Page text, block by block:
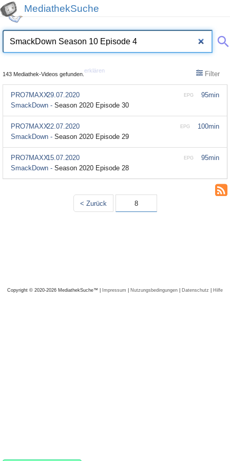
MediathekSuche
143 Mediathek-Videos gefunden.
erklären Filter
95min
EPG
PRO7MAXX29.07.2020
SmackDown - Season 2020 Episode 30
100min
EPG
PRO7MAXX22.07.2020
SmackDown - Season 2020 Episode 29
95min
EPG
PRO7MAXX15.07.2020
SmackDown - Season 2020 Episode 28
< Zurück 8
Copyright © 2020-2026 MediathekSuche™ | Impressum | Nutzungsbedingungen | Datenschutz | Hilfe